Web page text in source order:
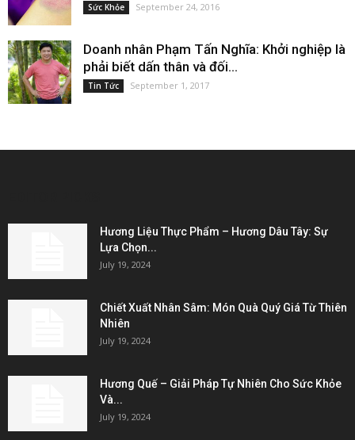
Sức Khỏe September 24, 2016
Doanh nhân Phạm Tấn Nghĩa: Khởi nghiệp là
phải biết dấn thân và đối...
Tin Tức September 1, 2017
Hương Liệu Thực Phẩm – Hương Dâu Tây: Sự
Lựa Chọn...
July 19, 2024
Chiết Xuất Nhân Sâm: Món Quà Quý Giá Từ Thiên
Nhiên
July 19, 2024
Hương Quế – Giải Pháp Tự Nhiên Cho Sức Khỏe
Và...
July 19, 2024